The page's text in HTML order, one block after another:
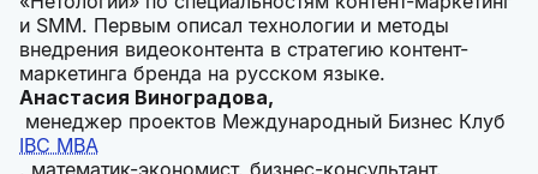
и SMM. Первым описал технологии и методы
внедрения видеоконтента в стратегию контент-
маркетинга бренда на русском языке.
Анастасия Виноградова,
менеджер проектов Международный Бизнес Клуб
IBC MBA